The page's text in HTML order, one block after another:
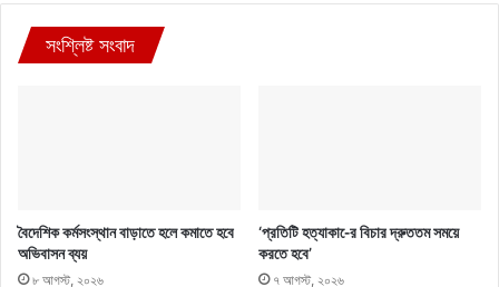
সংশ্লিষ্ট সংবাদ
বৈদেশিক কর্মসংস্থান বাড়াতে হলে কমাতে হবে
অভিবাসন ব্যয়
৮ আগস্ট, ২০২৬
‘প্রতিটি হত্যাকা-ের বিচার দ্রুততম সময়ে
করতে হবে’
৭ আগস্ট, ২০২৬